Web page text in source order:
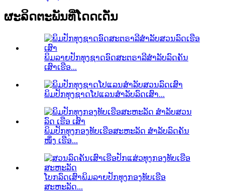
ຜະລິດຕະພັນທີ່ໂດດເດັ່ນ
ພິມລາຍປັກທຸງຊາດອົດສະຕຣາລີສຳລັບລົດຄັນ
ເສົາເຮືອ...
ພິມປັກທຸງຊາດໂປແລນສຳລັບລົດເສົາ...
ພິມປັກທຸງກອງທັບເຮືອສະຫະລັດ ສຳລັບລົດຄັນ
ໜຶ່ງ ເຮືອ...
ໂບກລົດເສົາພິມລາຍປັກທຸງກອງທັບເຮືອ
ສະຫະລັດ...